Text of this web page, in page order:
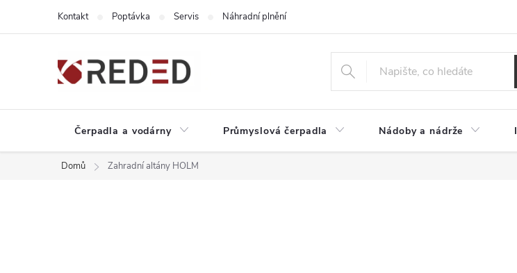
Kontakt Poptávka Servis Náhradní plnění
Čerpadla a vodárny Průmyslová čerpadla Nádoby a nádrže
Domů Zahradní altány HOLM